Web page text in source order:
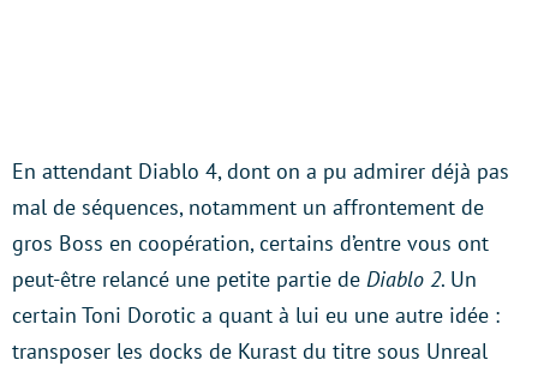
En attendant Diablo 4, dont on a pu admirer déjà pas
mal de séquences, notamment un affrontement de
gros Boss en coopération, certains d’entre vous ont
peut-être relancé une petite partie de Diablo 2. Un
certain Toni Dorotic a quant à lui eu une autre idée :
transposer les docks de Kurast du titre sous Unreal